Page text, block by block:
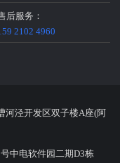
后服务：
2102 4960
河泾开发区双子楼A座(阿
中电软件园二期D3栋